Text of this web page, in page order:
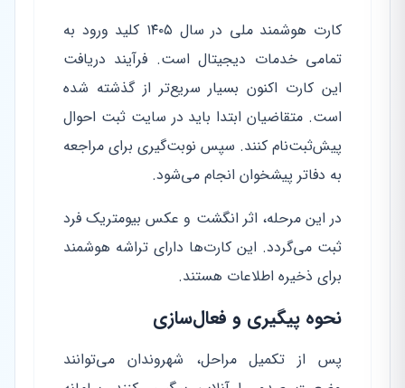
کارت هوشمند ملی در سال ۱۴۰۵ کلید ورود به
تمامی خدمات دیجیتال است. فرآیند دریافت
این کارت اکنون بسیار سریع‌تر از گذشته شده
است. متقاضیان ابتدا باید در سایت ثبت احوال
پیش‌ثبت‌نام کنند. سپس نوبت‌گیری برای مراجعه
به دفاتر پیشخوان انجام می‌شود.
در این مرحله، اثر انگشت و عکس بیومتریک فرد
ثبت می‌گردد. این کارت‌ها دارای تراشه هوشمند
برای ذخیره اطلاعات هستند.
نحوه پیگیری و فعال‌سازی
پس از تکمیل مراحل، شهروندان می‌توانند